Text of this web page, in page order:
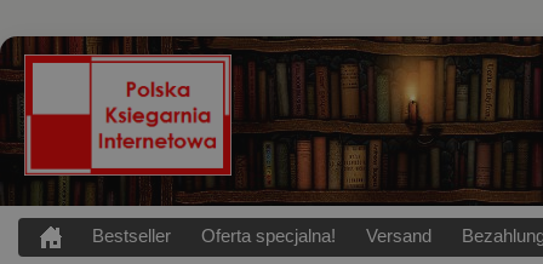
Bestseller Oferta specjalna! Versand